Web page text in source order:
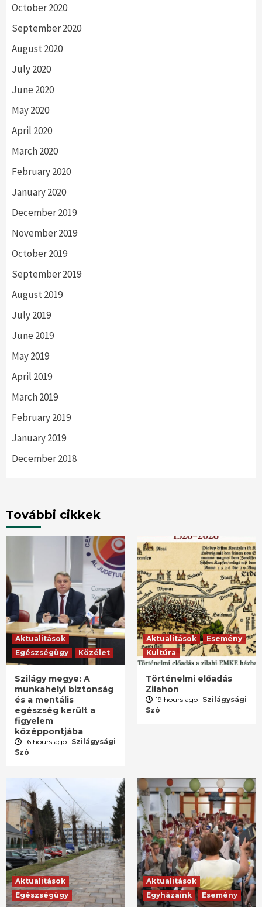
October 2020
September 2020
August 2020
July 2020
June 2020
May 2020
April 2020
March 2020
February 2020
January 2020
December 2019
November 2019
October 2019
September 2019
August 2019
July 2019
June 2019
May 2019
April 2019
March 2019
February 2019
January 2019
December 2018
További cikkek
Aktualitások
Egészségügy
Közélet
Szilágy megye: A
munkahelyi biztonság
és a mentális
egészség került a
figyelem
középpontjába
16 hours ago Szilágysági
Szó
Aktualitások
Esemény
Kultúra
Történelmi előadás
Zilahon
19 hours ago Szilágysági
Szó
Aktualitások
Egészségügy
Aktualitások
Egyházaink
Esemény